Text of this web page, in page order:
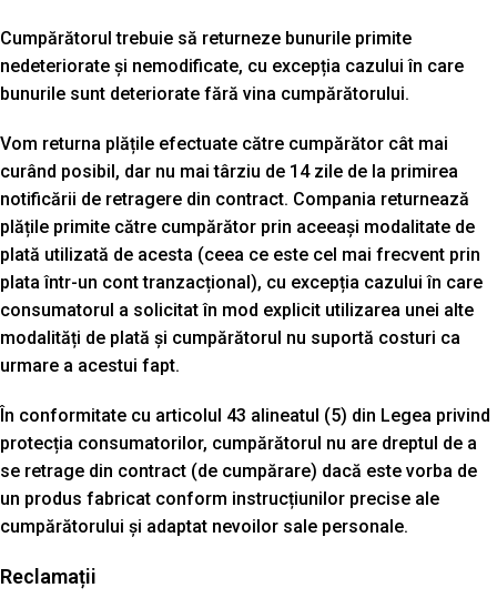
Cumpărătorul trebuie să returneze bunurile primite
nedeteriorate și nemodificate, cu excepția cazului în care
bunurile sunt deteriorate fără vina cumpărătorului.
Vom returna plățile efectuate către cumpărător cât mai
curând posibil, dar nu mai târziu de 14 zile de la primirea
notificării de retragere din contract. Compania returnează
plățile primite către cumpărător prin aceeași modalitate de
plată utilizată de acesta (ceea ce este cel mai frecvent prin
plata într-un cont tranzacțional), cu excepția cazului în care
consumatorul a solicitat în mod explicit utilizarea unei alte
modalități de plată și cumpărătorul nu suportă costuri ca
urmare a acestui fapt.
În conformitate cu articolul 43 alineatul (5) din Legea privind
protecția consumatorilor, cumpărătorul nu are dreptul de a
se retrage din contract (de cumpărare) dacă este vorba de
un produs fabricat conform instrucțiunilor precise ale
cumpărătorului și adaptat nevoilor sale personale.
Reclamații